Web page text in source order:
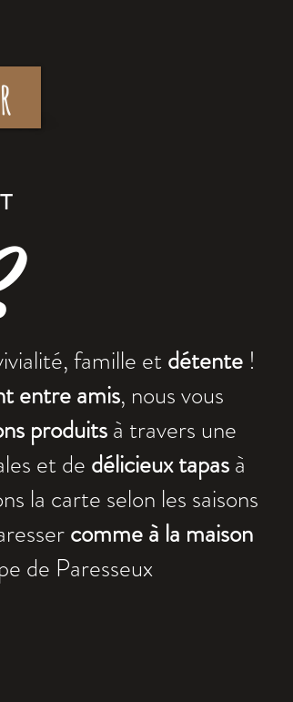
famille etdétente!
entre amis, nous vous
produitsà travers une
et de délicieux tapasà
la carte selon les saisons
comme à la maison
de Paresseux!